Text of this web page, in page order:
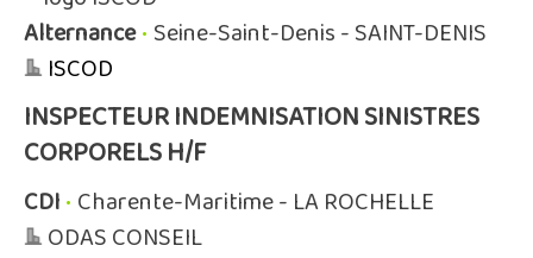
Alternance• Seine-Saint-Denis - SAINT-DENIS
ISCOD
INSPECTEUR INDEMNISATION SINISTRES
CORPORELS H/F
CDI• Charente-Maritime - LA ROCHELLE
ODAS CONSEIL